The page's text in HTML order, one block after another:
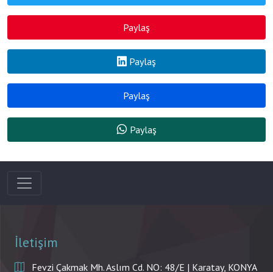
Paylaş
Paylaş
Paylaş
Paylaş
İletişim
Fevzi Çakmak Mh. Aslım Cd. NO: 48/E | Karatay, KONYA